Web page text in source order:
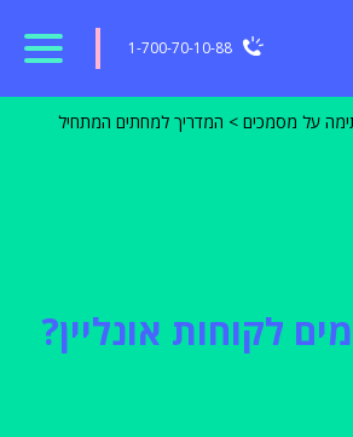
1-700-70-10-88
על מסמכים > המדריך למחתים המתחיל
לקוחות אונליין?